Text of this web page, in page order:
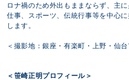
ロナ禍のため外出もままならず、主に
仕事、スポーツ、伝統行事等を中心
します。
＜撮影地：銀座・有楽町・上野・仙
＜笹崎正明プロフィール＞